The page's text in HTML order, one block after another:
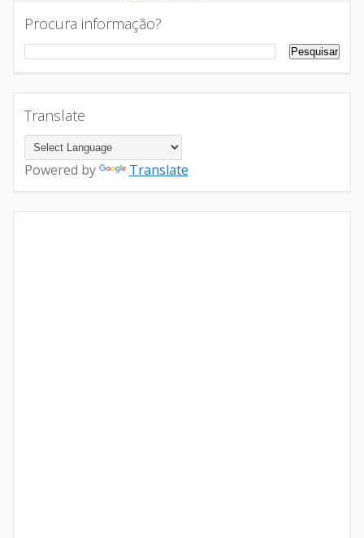
Procura informação?
Translate
Powered by Translate